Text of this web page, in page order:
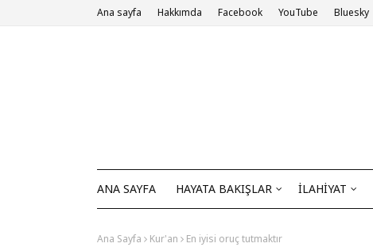
Ana sayfa Hakkımda Facebook YouTube Bluesky
ANA SAYFA HAYATA BAKIŞLAR İLAHİYAT
Ana Sayfa Kur'an En iyisi oruç tutmaktır